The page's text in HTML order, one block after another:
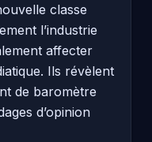
classe
l’industrie
affecter
Ils révèlent
de baromètre
d’opinion